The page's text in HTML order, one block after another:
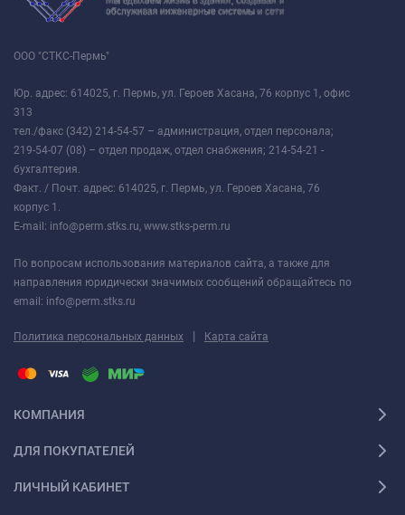
ООО "СТКС-Пермь"
Юр. адрес: 614025, г. Пермь, ул. Героев Хасана, 76 корпус 1, офис
313
тел./факс (342) 214-54-57 – администрация, отдел персонала;
219-54-07 (08) – отдел продаж, отдел снабжения; 214-54-21 -
бухгалтерия.
Факт. / Почт. адрес: 614025, г. Пермь, ул. Героев Хасана, 76
корпус 1.
E-mail: info@perm.stks.ru, www.stks-perm.ru
По вопросам использования материалов сайта, а также для
направления юридически значимых сообщений обращайтесь по
email: info@perm.stks.ru
Политика персональных данных | Карта сайта
КОМПАНИЯ
ДЛЯ ПОКУПАТЕЛЕЙ
ЛИЧНЫЙ КАБИНЕТ